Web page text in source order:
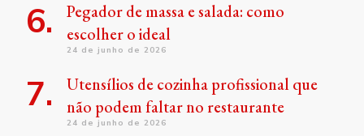
Pegador de massa e salada: como
escolher o ideal
24 de junho de 2026
Utensílios de cozinha profissional que
não podem faltar no restaurante
24 de junho de 2026